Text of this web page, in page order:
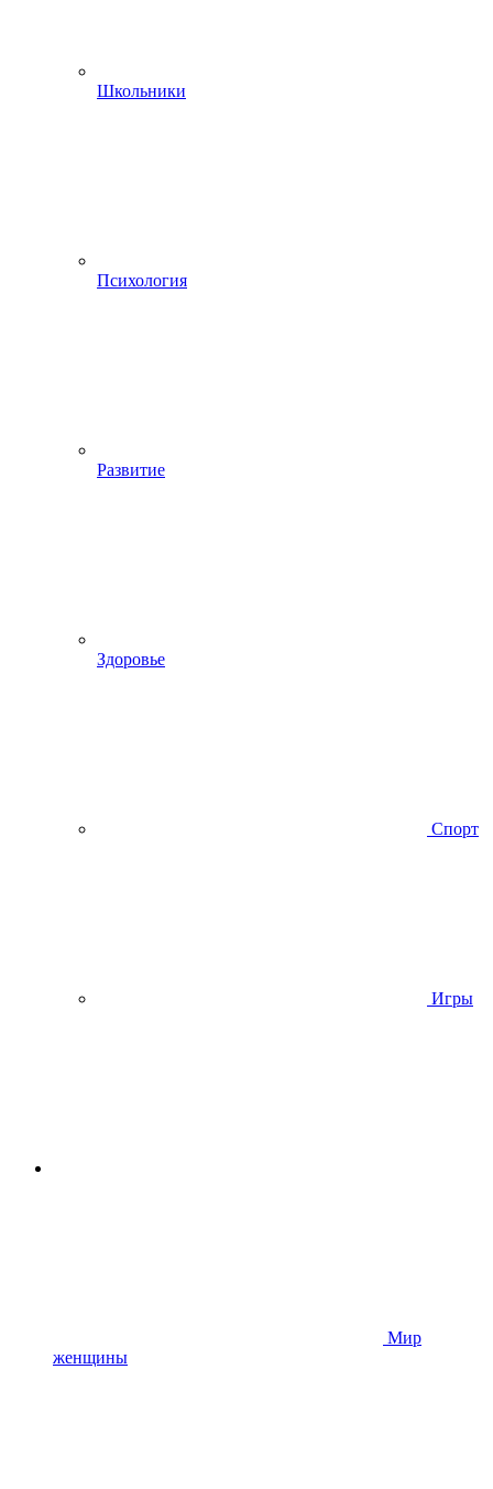
Школьники
Психология
Развитие
Здоровье
Спорт
Игры
Мир
женщины